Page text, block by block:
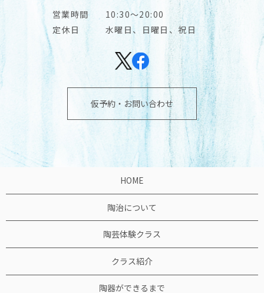
営業時間
10:30～20:00
定休日
水曜日、日曜日、祝日
仮予約・お問い合わせ
HOME
陶治について
陶芸体験クラス
クラス紹介
陶器ができるまで